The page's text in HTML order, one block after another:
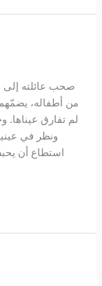
صحب عائلته إلى
من أطفاله،
لم تفارق عيناها.
ونظر في
استطاع أن